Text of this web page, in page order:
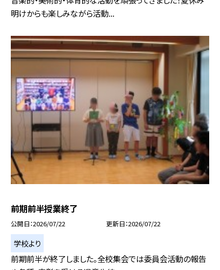
明けからも楽しみながら活動...
前期前半授業終了
公開日 2026/07/22 更新日 2026/07/22
学校より
前期前半が終了しました。全校集会では委員会活動の報告